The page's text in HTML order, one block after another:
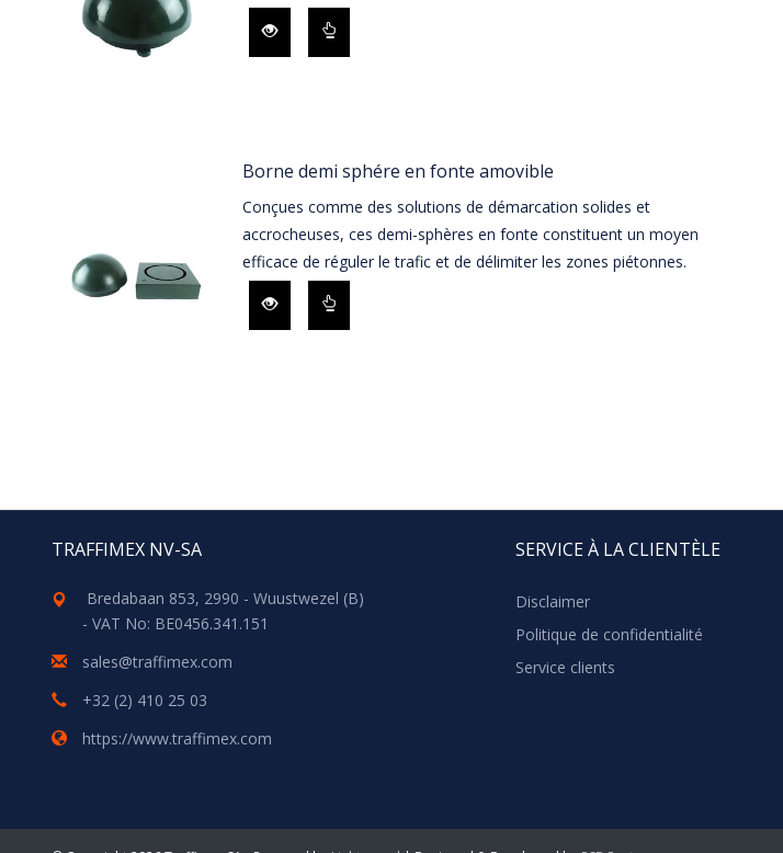
Borne demi sphére en fonte amovible
Conçues comme des solutions de démarcation solides et
accrocheuses, ces demi-sphères en fonte constituent un moyen
efficace de réguler le trafic et de délimiter les zones piétonnes.
TRAFFIMEX NV-SA
Bredabaan 853, 2990 - Wuustwezel (B)
- VAT No: BE0456.341.151
sales@traffimex.com
+32 (2) 410 25 03
https://www.traffimex.com
SERVICE À LA CLIENTÈLE
Disclaimer
Politique de confidentialité
Service clients